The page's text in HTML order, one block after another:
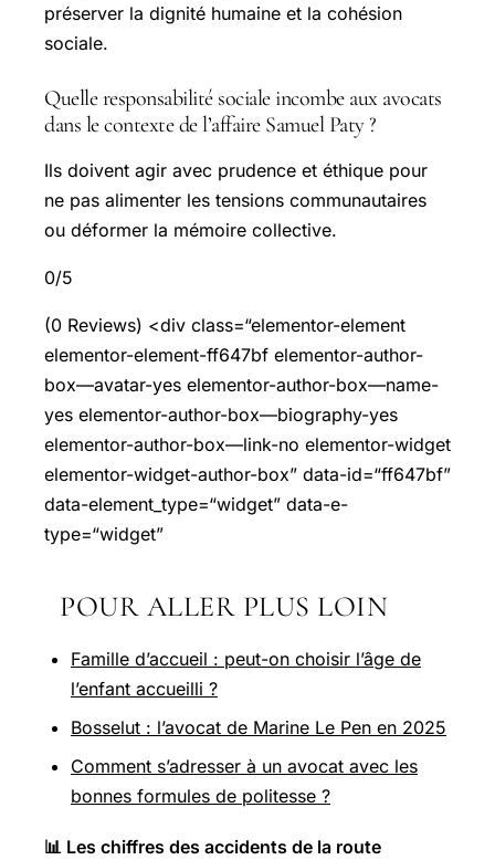
préserver la dignité humaine et la cohésion
sociale.
Quelle responsabilité sociale incombe aux avocats
dans le contexte de l’affaire Samuel Paty ?
Ils doivent agir avec prudence et éthique pour
ne pas alimenter les tensions communautaires
ou déformer la mémoire collective.
0/5
(0 Reviews) <div class=“elementor-element
elementor-element-ff647bf elementor-author-
box—avatar-yes elementor-author-box—name-
yes elementor-author-box—biography-yes
elementor-author-box—link-no elementor-widget
elementor-widget-author-box” data-id=“ff647bf”
data-element_type=“widget” data-e-
type=“widget”
POUR ALLER PLUS LOIN
Famille d’accueil : peut-on choisir l’âge de
l’enfant accueilli ?
Bosselut : l’avocat de Marine Le Pen en 2025
Comment s’adresser à un avocat avec les
bonnes formules de politesse ?
📊 Les chiffres des accidents de la route